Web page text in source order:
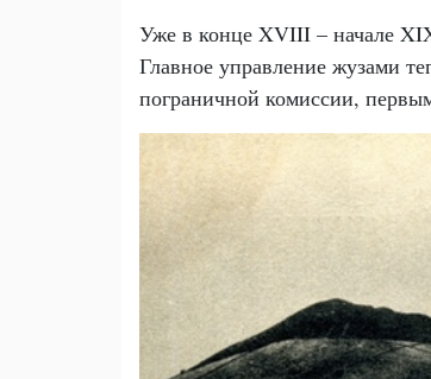
Уже в конце XVIII – начале
Главное управление жузами
пограничной комиссии,